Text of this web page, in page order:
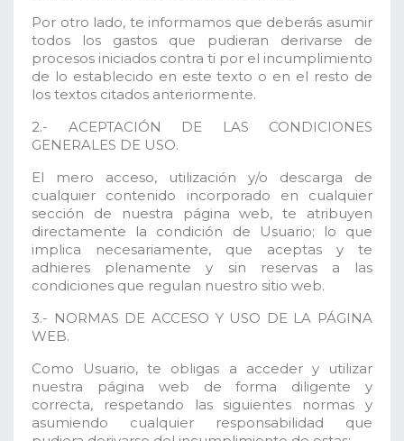
Por otro lado, te informamos que deberás asumir
todos los gastos que pudieran derivarse de
procesos iniciados contra ti por el incumplimiento
de lo establecido en este texto o en el resto de
los textos citados anteriormente.
2.- ACEPTACIÓN DE LAS CONDICIONES
GENERALES DE USO.
El mero acceso, utilización y/o descarga de
cualquier contenido incorporado en cualquier
sección de nuestra página web, te atribuyen
directamente la condición de Usuario; lo que
implica necesariamente, que aceptas y te
adhieres plenamente y sin reservas a las
condiciones que regulan nuestro sitio web.
3.- NORMAS DE ACCESO Y USO DE LA PÁGINA
WEB.
Como Usuario, te obligas a acceder y utilizar
nuestra página web de forma diligente y
correcta, respetando las siguientes normas y
asumiendo cualquier responsabilidad que